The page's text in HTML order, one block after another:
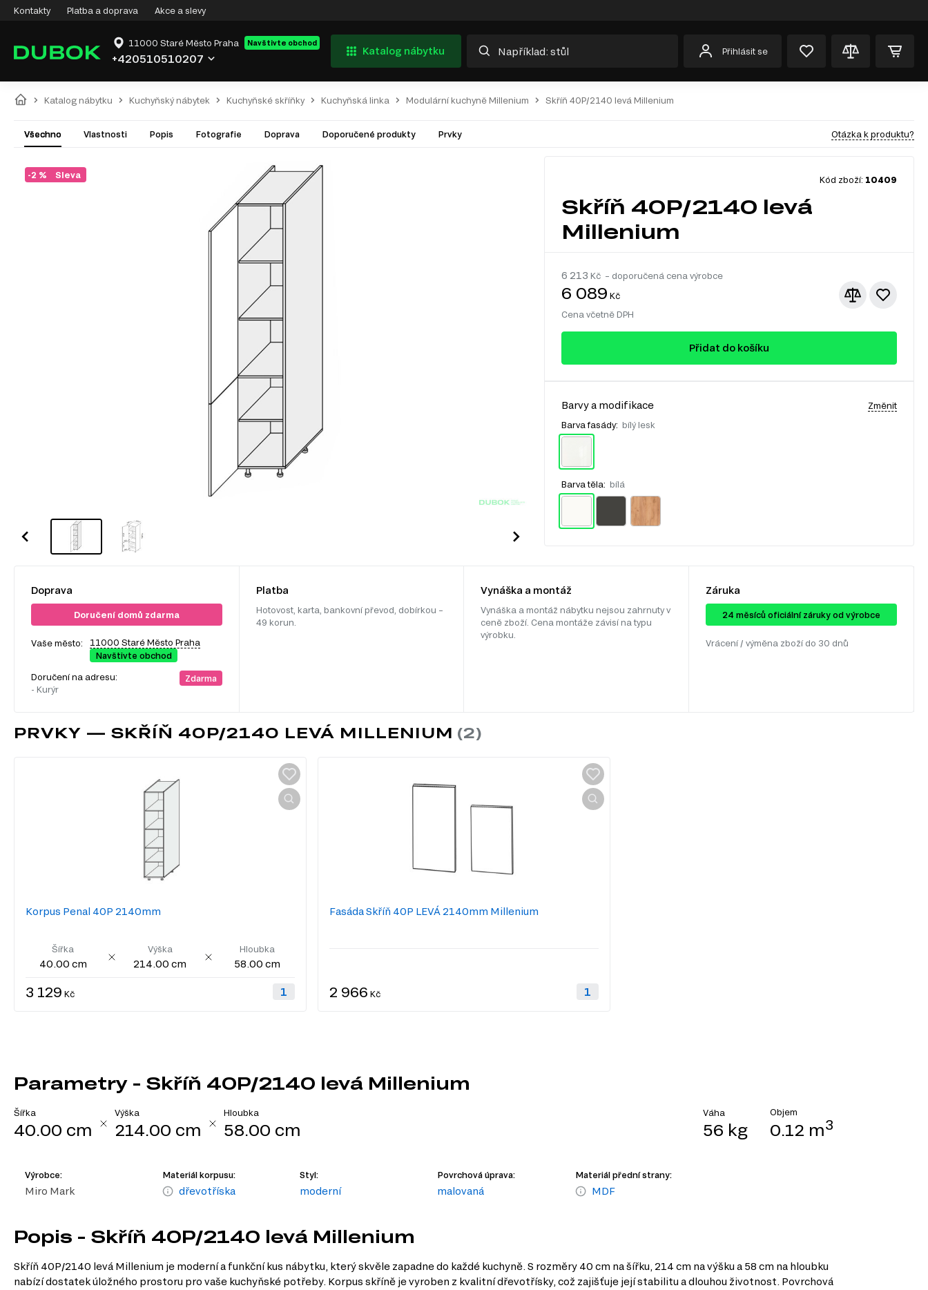
Kontakty Platba a doprava Akce a slevy
11000 Staré Město Praha Navštivte obchod
+420510510207
Katalog nábytku Přihlásit se
Katalog nábytku Kuchyňský nábytek Kuchyňské skříňky Kuchyňská linka Modulární kuchyně Millenium Skříň 40P/2140 levá Millenium
Všechno Vlastnosti Popis Fotografie Doprava Doporučené produkty Prvky Otázka k produktu?
Sleva
-2 % Kód zboží: 10409
Skříň 40P/2140 levá
Millenium
6 213 Kč – doporučená cena výrobce
6 089 Kč
Cena včetně DPH
Přidat do košíku
Barvy a modifikace Změnit
Barva fasády: bílý lesk
Barva těla: bílá
Doprava
Doručení domů zdarma
Vaše město:
11000 Staré Město Praha
Navštivte obchod
Doručení na adresu:
- Kurýr
Zdarma
Platba
Hotovost, karta, bankovní převod, dobírkou –
49 korun.
Vynáška a montáž
Vynáška a montáž nábytku nejsou zahrnuty v
ceně zboží. Cena montáže závisí na typu
výrobku.
Záruka
24 ​​​​měsíců oficiální záruky od výrobce
Vrácení / výměna zboží do 30 dnů
PRVKY — SKŘÍŇ 40P/2140 LEVÁ MILLENIUM
Korpus Penal 40P 2140mm
Šířka
40.00 cm
Výška
214.00 cm
Hloubka
58.00 cm
3 129 Kč
Fasáda Skříň 40P LEVÁ 2140mm Millenium
2 966 Kč
Parametry - Skříň 40P/2140 levá Millenium
Šířka
40.00 cm
Výška
214.00 cm
Hloubka
58.00 cm
Váha
56 kg
Objem
0.12 m3
Výrobce:
Miro Mark
Materiál korpusu:
dřevotříska
Styl:
moderní
Povrchová úprava:
malovaná
Materiál přední strany:
MDF
Popis - Skříň 40P/2140 levá Millenium
Skříň 40P/2140 levá Millenium je moderní a funkční kus nábytku, který skvěle zapadne do každé kuchyně. S rozměry 40 cm na šířku, 214 cm na výšku a 58 cm na hloubku
nabízí dostatek úložného prostoru pro vaše kuchyňské potřeby. Korpus skříně je vyroben z kvalitní dřevotřísky, což zajišťuje její stabilitu a dlouhou životnost. Povrchová